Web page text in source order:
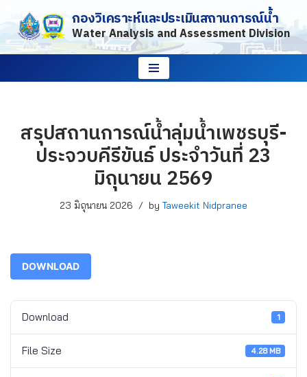
Skip
to
กองวิเคราะห์และประเมินสถานการณ์น้ำ
Water Analysis and Assessment Division
สรุปสถานการณ์น้ำลุ่มน้ำเพชรบุรี-
ประจวบคีรีขันธ์ ประจำวันที่ 23
มิถุนายน 2569
23 มิถุนายน 2026 by Taweekit Nidpranee
DOWNLOAD
Download 1
File Size 4.28 MB